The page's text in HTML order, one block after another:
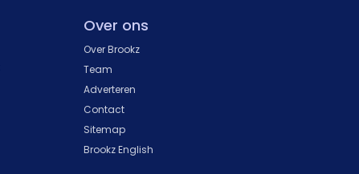
Over ons
Over Brookz
Team
Adverteren
Contact
Sitemap
Brookz English